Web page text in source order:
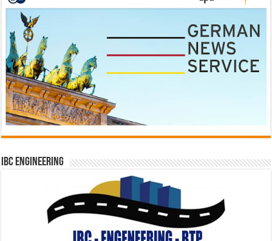
IBC Engineering